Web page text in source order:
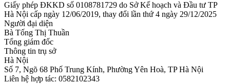
Giấy phép ĐKKD số 0108781729 do Sở Kế hoạch và Đầu tư TP
Hà Nội cấp ngày 12/06/2019, thay đổi lần thứ 4 ngày 29/12/2025
Người đại diện
Bà Tống Thị Thuần
Tổng giám đốc
Thông tin trụ sở
Hà Nội
Số 7, Ngõ 68 Phố Trung Kính, Phường Yên Hoà, TP Hà Nội
Liên hệ hợp tác: 0582102343